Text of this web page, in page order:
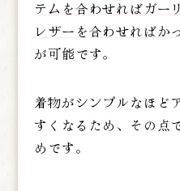
テムを合わせればガー
レザーを合わせればか
が可能です。
着物がシンプルなほど
すくなるため、その点
めです。